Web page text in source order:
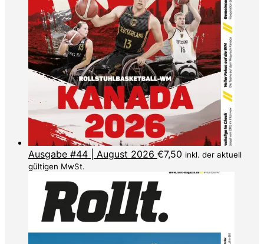
Ausgabe #44 | August 2026 €7,50 inkl. der aktuell
gültigen MwSt.